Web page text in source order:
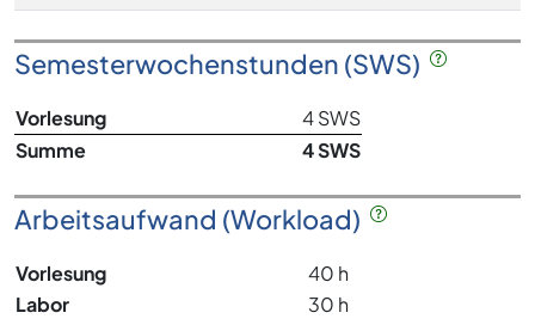
Semesterwochenstunden (SWS)
Vorlesung
4 SWS
Summe
4 SWS
Arbeitsaufwand (Workload)
Vorlesung
40 h
Labor
30 h